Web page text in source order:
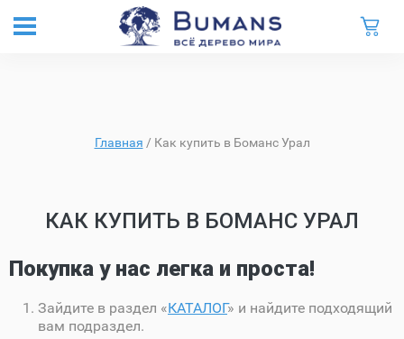
Главная / Как купить в Боманс Урал
КАК КУПИТЬ В БОМАНС УРАЛ
Покупка у нас легка и проста!
Зайдите в раздел «КАТАЛОГ» и найдите подходящий
вам подраздел.